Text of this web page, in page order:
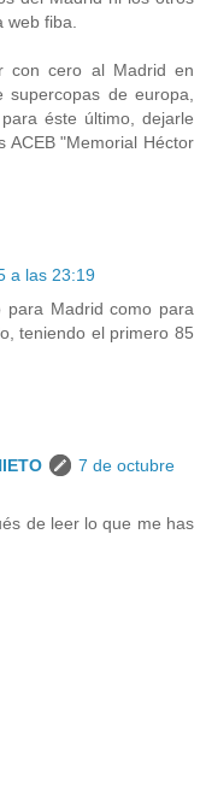
fiba.
con cero al Madrid en
de europa,
éste último, dejarle
ACEB "Memorial Héctor
a las 23:19
para Madrid como para
teniendo el primero 85
7 de octubre
de leer lo que me has